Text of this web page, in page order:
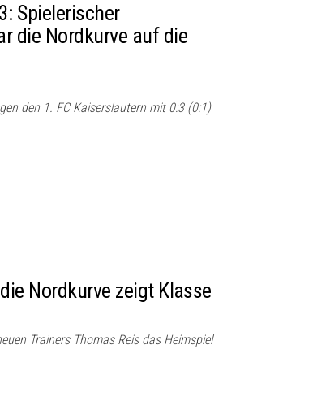
Spielerischer
die Nordkurve auf die
den 1. FC Kaiserslautern mit 0:3 (0:1)
Nordkurve zeigt Klasse
Trainers Thomas Reis das Heimspiel